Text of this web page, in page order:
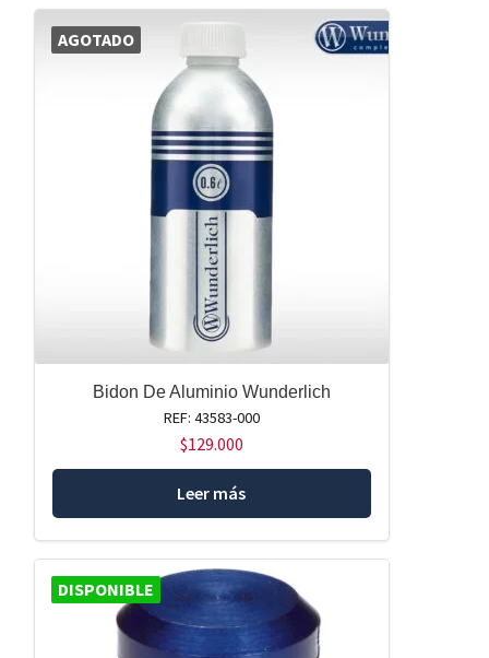
AGOTADO
Bidon De Aluminio Wunderlich
REF: 43583-000
$129.000
Leer más
DISPONIBLE